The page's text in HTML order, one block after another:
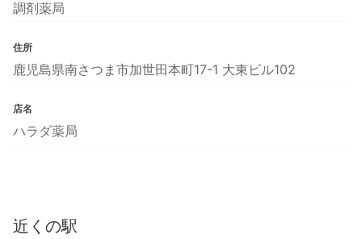
調剤薬局
住所
鹿児島県南さつま市加世田本町17-1 大東ビル102
店名
ハラダ薬局
近くの駅